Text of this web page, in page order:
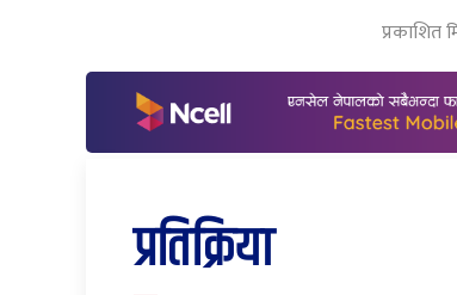
प्रकाशित
प्रतिक्रिया